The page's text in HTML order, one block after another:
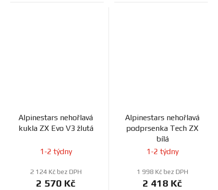
Alpinestars nehořlavá
kukla ZX Evo V3 žlutá
1-2 týdny
2 124 Kč bez DPH
2 570 Kč
Alpinestars nehořlavá
podprsenka Tech ZX
bílá
1-2 týdny
1 998 Kč bez DPH
2 418 Kč